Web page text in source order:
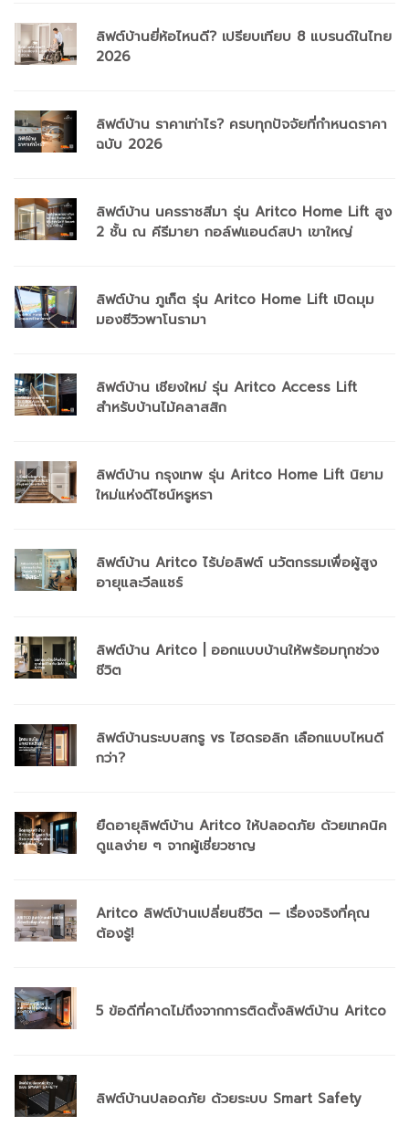
ลิฟต์บ้านยี่ห้อไหนดี? เปรียบเทียบ 8 แบรนด์ในไทย
2026
ลิฟต์บ้าน ราคาเท่าไร? ครบทุกปัจจัยที่กำหนดราคา
ฉบับ 2026
ลิฟต์บ้าน นครราชสีมา รุ่น Aritco Home Lift สูง
2 ชั้น ณ คีรีมายา กอล์ฟแอนด์สปา เขาใหญ่
ลิฟต์บ้าน ภูเก็ต รุ่น Aritco Home Lift เปิดมุม
มองซีวิวพาโนรามา
ลิฟต์บ้าน เชียงใหม่ รุ่น Aritco Access Lift
สำหรับบ้านไม้คลาสสิก
ลิฟต์บ้าน กรุงเทพ รุ่น Aritco Home Lift นิยาม
ใหม่แห่งดีไซน์หรูหรา
ลิฟต์บ้าน Aritco ไร้บ่อลิฟต์ นวัตกรรมเพื่อผู้สูง
อายุและวีลแชร์
ลิฟต์บ้าน Aritco | ออกแบบบ้านให้พร้อมทุกช่วง
ชีวิต
ลิฟต์บ้านระบบสกรู vs ไฮดรอลิก เลือกแบบไหนดี
กว่า?
ยืดอายุลิฟต์บ้าน Aritco ให้ปลอดภัย ด้วยเทคนิค
ดูแลง่าย ๆ จากผู้เชี่ยวชาญ
Aritco ลิฟต์บ้านเปลี่ยนชีวิต — เรื่องจริงที่คุณ
ต้องรู้!
5 ข้อดีที่คาดไม่ถึงจากการติดตั้งลิฟต์บ้าน Aritco
ลิฟต์บ้านปลอดภัย ด้วยระบบ Smart Safety